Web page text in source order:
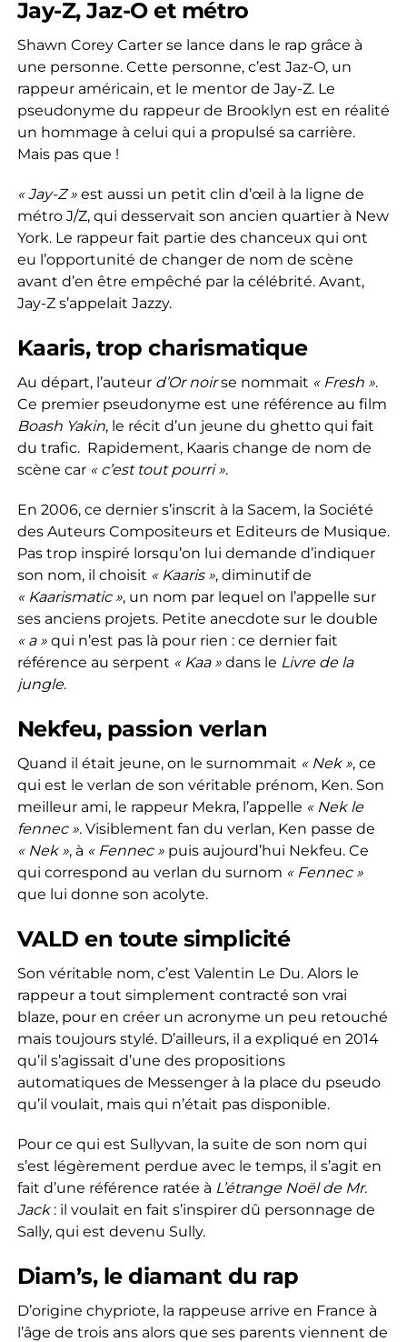
Jay-Z, Jaz-O et métro
Shawn Corey Carter se lance dans le rap grâce à
une personne. Cette personne, c’est Jaz-O, un
rappeur américain, et le mentor de Jay-Z. Le
pseudonyme du rappeur de Brooklyn est en réalité
un hommage à celui qui a propulsé sa carrière.
Mais pas que !
« Jay-Z »est aussi un petit clin d’œil à la ligne de
métro J/Z, qui desservait son ancien quartier à New
York. Le rappeur fait partie des chanceux qui ont
eu l’opportunité de changer de nom de scène
avant d’en être empêché par la célébrité. Avant,
Jay-Z s’appelait Jazzy.
Kaaris, trop charismatique
Au départ, l’auteur d’Or noirse nommait « Fresh ».
Ce premier pseudonyme est une référence au film
Boash Yakin, le récit d’un jeune du ghetto qui fait
du trafic. Rapidement, Kaaris change de nom de
scène car « c’est tout pourri ».
En 2006, ce dernier s’inscrit à la Sacem, la Société
des Auteurs Compositeurs et Editeurs de Musique.
Pas trop inspiré lorsqu’on lui demande d’indiquer
son nom, il choisit « Kaaris », diminutif de
« Kaarismatic », un nom par lequel on l’appelle sur
ses anciens projets. Petite anecdote sur le double
« a »qui n’est pas là pour rien : ce dernier fait
référence au serpent « Kaa »dans le Livre de la
jungle.
Nekfeu, passion verlan
Quand il était jeune, on le surnommait « Nek », ce
qui est le verlan de son véritable prénom, Ken. Son
meilleur ami, le rappeur Mekra, l’appelle « Nek le
fennec ». Visiblement fan du verlan, Ken passe de
« Nek », à « Fennec »puis aujourd’hui Nekfeu. Ce
qui correspond au verlan du surnom « Fennec »
que lui donne son acolyte.
VALD en toute simplicité
Son véritable nom, c’est Valentin Le Du. Alors le
rappeur a tout simplement contracté son vrai
blaze, pour en créer un acronyme un peu retouché
mais toujours stylé. D’ailleurs, il a expliqué en 2014
qu’il s’agissait d’une des propositions
automatiques de Messenger à la place du pseudo
qu’il voulait, mais qui n’était pas disponible.
Pour ce qui est Sullyvan, la suite de son nom qui
s’est légèrement perdue avec le temps, il s’agit en
fait d’une référence ratée à L’étrange Noël de Mr.
Jack : il voulait en fait s’inspirer dû personnage de
Sally, qui est devenu Sully.
Diam’s, le diamant du rap
D’origine chypriote, la rappeuse arrive en France à
l’âge de trois ans alors que ses parents viennent de